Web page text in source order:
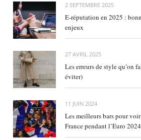
2 SEPTEMBRE 2025
E‑réputation en 2025 :
enjeux
27 AVRIL 2025
Les erreurs de style qu’on
éviter)
11 JUIN 2024
Les meilleurs bars pour
France pendant l’Euro 2024